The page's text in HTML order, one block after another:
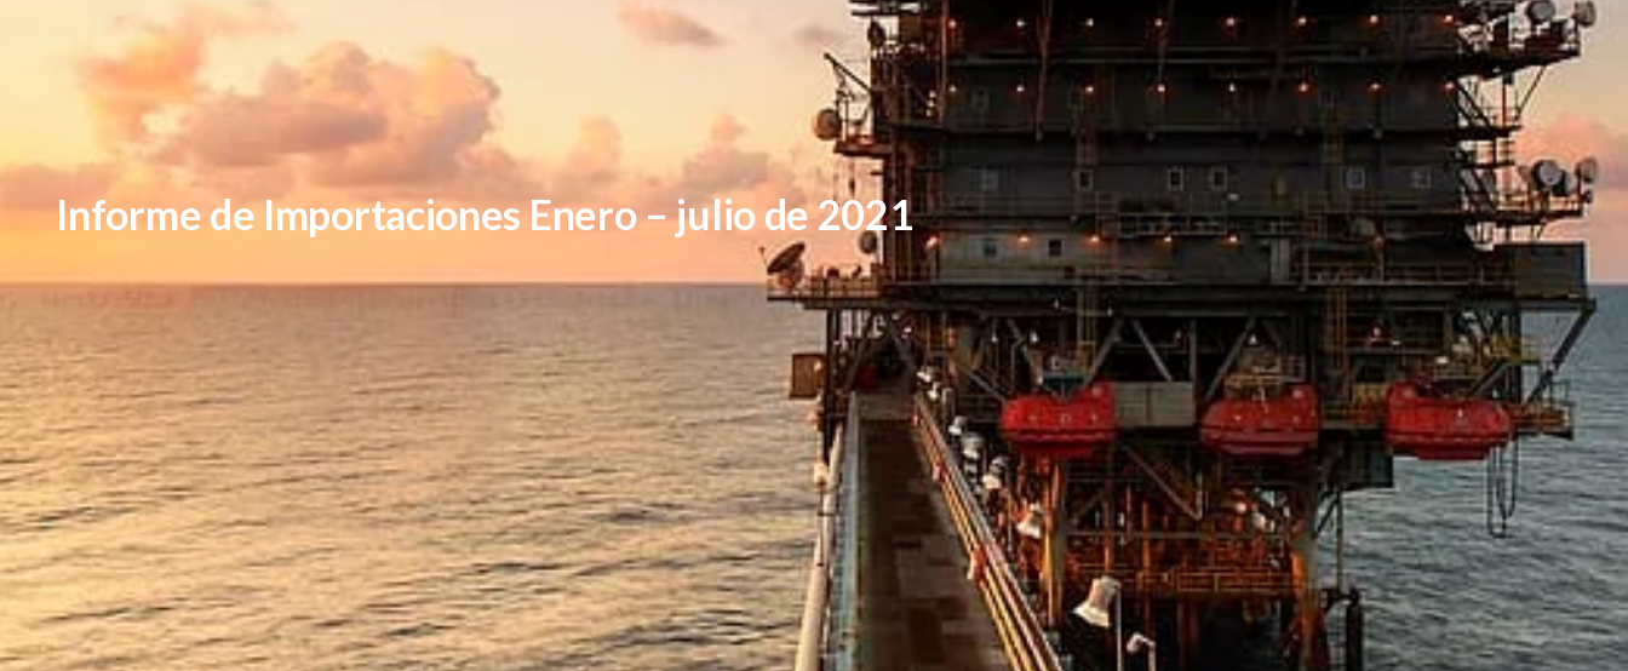
Informe de Importaciones Enero – julio de 2021